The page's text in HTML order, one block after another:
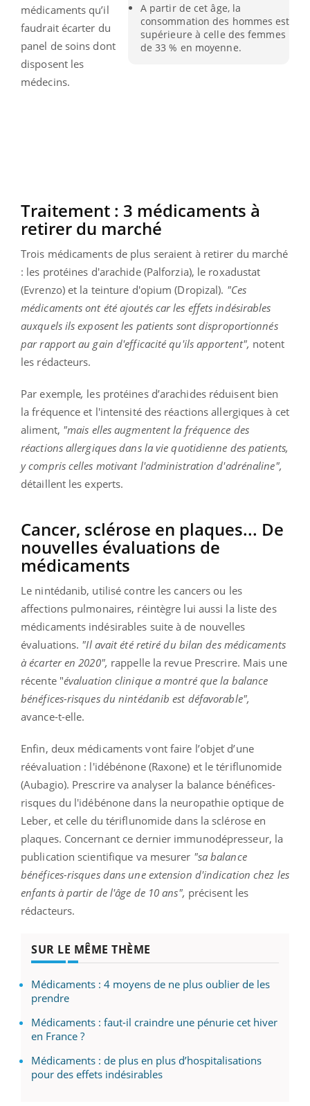
A partir de cet âge, la
consommation des hommes est
supérieure à celle des femmes
de 33 % en moyenne.
médicaments qu’il
faudrait écarter du
panel de soins dont
disposent les
médecins.
Traitement : 3 médicaments à
retirer du marché
Trois médicaments de plus seraient à retirer du marché
: les protéines d'arachide (Palforzia), le roxadustat
(Evrenzo) et la teinture d'opium (Dropizal). "Ces
médicaments ont été ajoutés car les effets indésirables
auxquels ils exposent les patients sont disproportionnés
par rapport au gain d'efficacité qu'ils apportent", notent
les rédacteurs.
Par exemple, les protéines d’arachides réduisent bien
la fréquence et l'intensité des réactions allergiques à cet
aliment, "mais elles augmentent la fréquence des
réactions allergiques dans la vie quotidienne des patients,
y compris celles motivant l'administration d'adrénaline",
détaillent les experts.
Cancer, sclérose en plaques... De
nouvelles évaluations de
médicaments
Le nintédanib, utilisé contre les cancers ou les
affections pulmonaires, réintègre lui aussi la liste des
médicaments indésirables suite à de nouvelles
évaluations. "Il avait été retiré du bilan des médicaments
à écarter en 2020", rappelle la revue Prescrire. Mais une
récente "évaluation clinique a montré que la balance
bénéfices-risques du nintédanib est défavorable",
avance-t-elle.
Enfin, deux médicaments vont faire l’objet d’une
réévaluation : l'idébénone (Raxone) et le tériflunomide
(Aubagio). Prescrire va analyser la balance bénéfices-
risques du l'idébénone dans la neuropathie optique de
Leber, et celle du tériflunomide dans la sclérose en
plaques. Concernant ce dernier immunodépresseur, la
publication scientifique va mesurer "sa balance
bénéfices-risques dans une extension d'indication chez les
enfants à partir de l'âge de 10 ans", précisent les
rédacteurs.
SUR LE MÊME THÈME
Médicaments : 4 moyens de ne plus oublier de les
prendre
Médicaments : faut-il craindre une pénurie cet hiver
en France ?
Médicaments : de plus en plus d’hospitalisations
pour des effets indésirables